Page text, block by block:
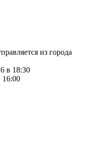
из города
в 18:30
16:00